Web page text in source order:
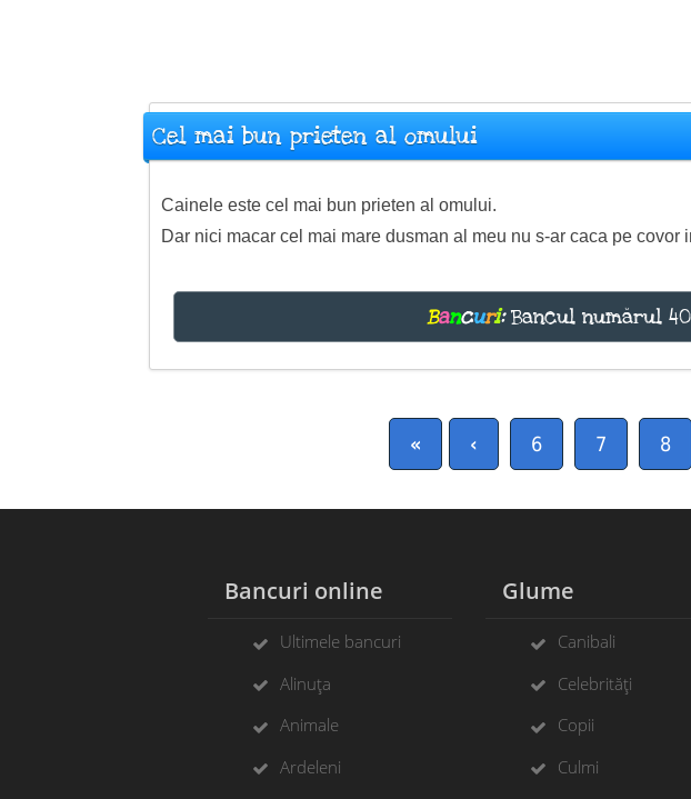
Cel mai bun prieten al omului
Cainele este cel mai bun prieten al omului.
Dar nici macar cel mai mare dusman al meu nu s-ar caca pe covor
Bancuri:Bancul numărul
« ‹ 6 7 8
Bancuri online
Ultimele bancuri
Alinuța
Animale
Ardeleni
Glume
Canibali
Celebrități
Copii
Culmi